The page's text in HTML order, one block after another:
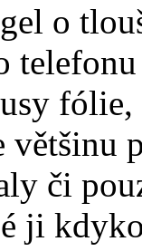
o
fólie,
či
ji